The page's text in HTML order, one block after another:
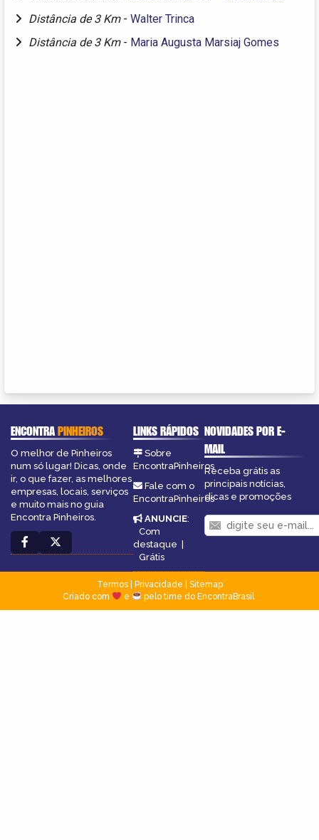
Distância de 3 Km - Walter Trinca
Distância de 3 Km - Maria Augusta Marsiaj Gomes
ENCONTRAPINHEIROS
O melhor de Pinheiros
num só lugar! Dicas, onde
ir, o que fazer, as melhores
empresas, locais, serviços
e muito mais no guia
Encontra Pinheiros.
LINKS RÁPIDOS
Sobre
EncontraPinheiros
Fale com o
EncontraPinheiros
ANUNCIE:
Com
destaque
Grátis
NOVIDADES POR E-
MAIL
Receba grátis as
principais notícias,
dicas e promoções
Termos| Privacidade
Sitemap
Criado com
e pelo time do EncontraBrasil